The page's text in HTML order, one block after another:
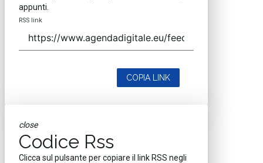
appunti.
RSS link
COPIA LINK
close
Codice Rss
Clicca sul pulsante per copiare il link RSS negli